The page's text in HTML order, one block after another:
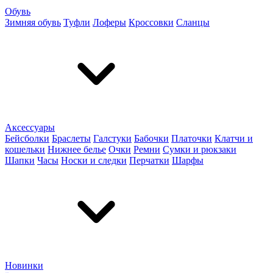
Обувь
Зимняя обувь Туфли Лоферы Кроссовки Сланцы
Аксессуары
Бейсболки Браслеты Галстуки Бабочки Платочки Клатчи и
кошельки Нижнее белье Очки Ремни Сумки и рюкзаки
Шапки Часы Носки и следки Перчатки Шарфы
Новинки